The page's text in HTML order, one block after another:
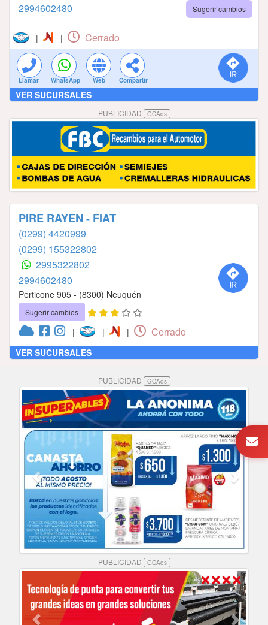
2994602480
Sugerir cambios
| | Cerrado
Llamar WhatsApp Web Compartir
VER SUCURSALES
PUBLICIDAD GCAds
PIRE RAYEN - FIAT
(0299) 4420999
(0299) 155322802
2995322802
2994602480
Perticone 905 - (8300) Neuquén
Sugerir cambios
| | | Cerrado
VER SUCURSALES
PUBLICIDAD GCAds
PUBLICIDAD GCAds